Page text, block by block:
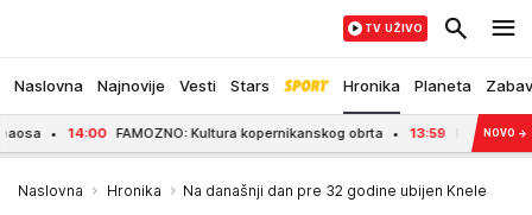
Naslovna Najnovije Vesti Stars Hronika Planeta
TV UŽIVO
Kultura kopernikanskog obrta 13:59 RUŽO RUMENAAA! DA LI SU
NOVO →
Naslovna Hronika Na današnji dan pre 32 godine ubijen Knele